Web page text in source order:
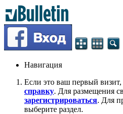
Навигация
Если это ваш первый
справку. Для размещения
зарегистрироваться. Для
выберите раздел.